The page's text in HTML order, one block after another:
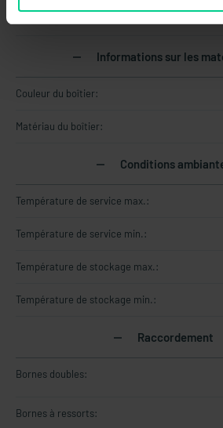
Informations sur les
Couleur du boîtier:
Matériau du boîtier:
Conditions
Température de service max.:
Température de service min.:
Température de stockage max.:
Température de stockage min.:
Raccordement
Bornes doubles:
Bornes à ressorts: